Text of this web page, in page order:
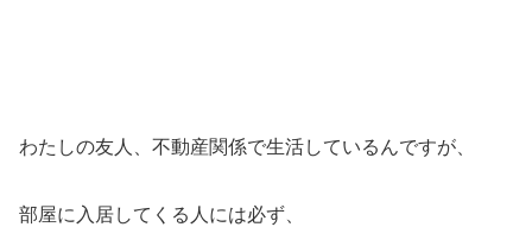
わたしの友人、不動産関係で生活しているんですが、
部屋に入居してくる人には必ず、